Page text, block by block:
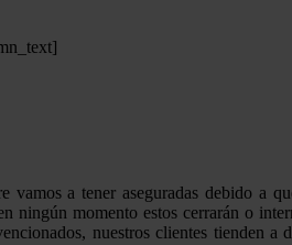
a tener aseguradas debido a
ningún momento estos cerrarán o
nuestros clientes tienden a